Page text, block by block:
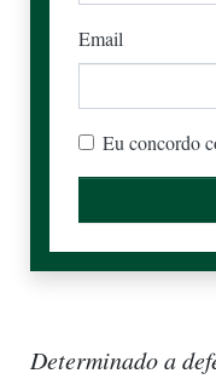
Email
Eu concordo
Determinado a